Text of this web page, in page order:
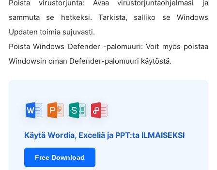
Poista virustorjunta: Avaa virustorjuntaohjelmasi ja
sammuta se hetkeksi. Tarkista, salliko se Windows
Updaten toimia sujuvasti.
Poista Windows Defender -palomuuri: Voit myös poistaa
Windowsin oman Defender-palomuuri käytöstä.
Käytä Wordia, Exceliä ja PPT:ta ILMAISEKSI
Free Download